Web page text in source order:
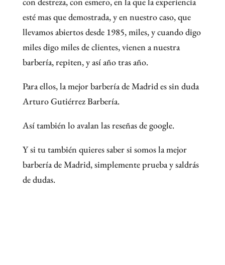
esté mas que demostrada, y en nuestro caso, que
llevamos abiertos desde 1985, miles, y cuando digo
miles digo miles de clientes, vienen a nuestra
barbería, repiten, y así año tras año.
Para ellos, la mejor barbería de Madrid es sin duda
Arturo Gutiérrez Barbería.
Así también lo avalan las reseñas de google.
Y si tu también quieres saber si somos la mejor
barbería de Madrid, simplemente prueba y saldrás
de dudas.